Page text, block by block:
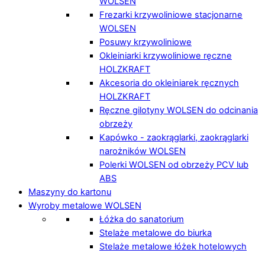
Frezarki krzywoliniowe stacjonarne
WOLSEN
Posuwy krzywoliniowe
Okleiniarki krzywoliniowe ręczne
HOLZKRAFT
Akcesoria do okleiniarek ręcznych
HOLZKRAFT
Ręczne gilotyny WOLSEN do odcinania
obrzeży
Kapówko - zaokrąglarki, zaokrąglarki
narożników WOLSEN
Polerki WOLSEN od obrzeży PCV lub
ABS
Maszyny do kartonu
Wyroby metalowe WOLSEN
Łóżka do sanatorium
Stelaże metalowe do biurka
Stelaże metalowe łóżek hotelowych